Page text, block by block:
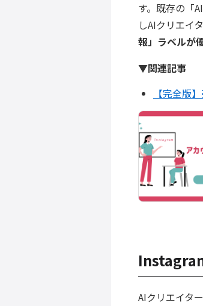
す。既存の「
しAIクリエイ
報」ラベルが
▼関連記事
【完全版
AIクリエイタ